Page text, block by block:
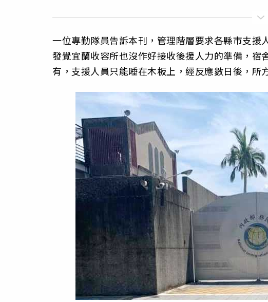
一位專勤隊員告訴本刊，管理階層要求各縣市支
發覺宜蘭收容所也沒作好接收後援人力的準備，宿
有，支援人員只能睡在木板上，經反應數日後，所